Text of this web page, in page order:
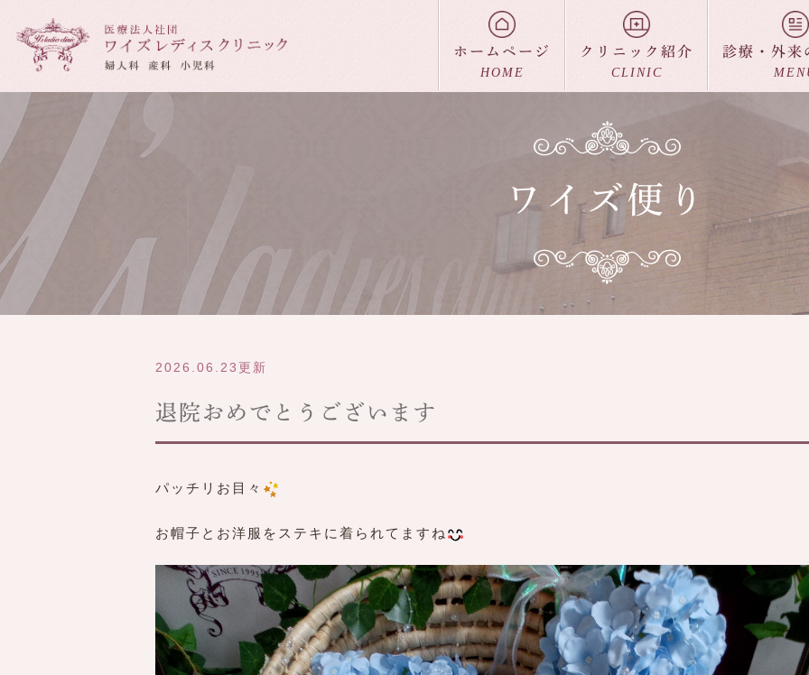
ホームページ
HOME
クリニック紹介
CLINIC
料金一覧 ワイズ便り
診療・外来
出産について 入院について
ワイズ便り
2026.06.23更新
退院おめでとうございます
パッチリお目々
お帽子とお洋服をステキに着られてますね